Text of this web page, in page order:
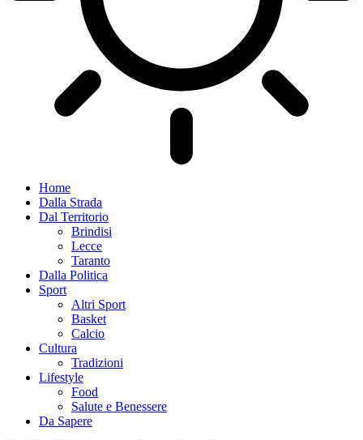
Home
Dalla Strada
Dal Territorio
Brindisi
Lecce
Taranto
Dalla Politica
Sport
Altri Sport
Basket
Calcio
Cultura
Tradizioni
Lifestyle
Food
Salute e Benessere
Da Sapere